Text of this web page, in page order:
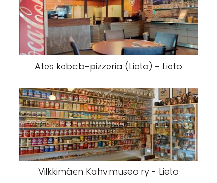
Ates kebab-pizzeria (Lieto) - Lieto
Vilkkimäen Kahvimuseo ry - Lieto